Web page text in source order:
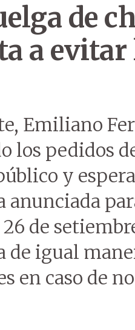
de
a evitar
Emiliano
los pedidos
y
anunciada
de
de igual
en caso de